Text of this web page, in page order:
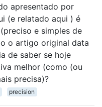
apresentado por
(e relatado aqui ) é
e simples de
o artigo original data
de saber se hoje
melhor (como (ou
precisa)?
precision